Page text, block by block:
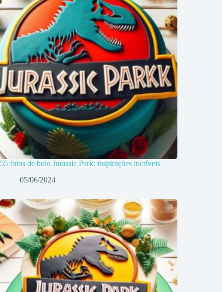
55 fotos de bolo Jurassic Park: inspirações incríveis
05/06/2024